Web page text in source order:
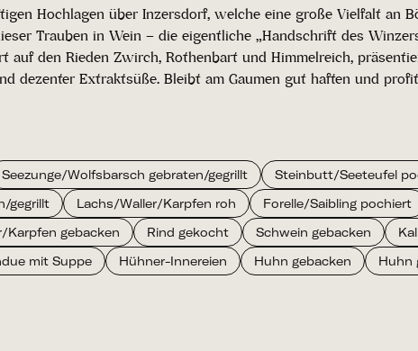
Hochlagen über Inzersdorf, welche eine große Vielfalt an
Trauben in Wein – die eigentliche „Handschrift des
den Rieden Zwirch, Rothenbart und Himmelreich,
dezenter Extraktsüße. Bleibt am Gaumen gut haften und
Seezunge/Wolfsbarsch gebraten/gegrillt Steinbutt/Seeteufel
gegrillt Lachs/Waller/Karpfen roh Forelle/Saibling pochiert
Karpfen gebacken Rind gekocht Schwein gebacken
mit Suppe Hühner-Innereien Huhn gebacken Huhn